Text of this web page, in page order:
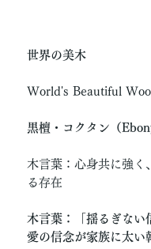
世界の美木
World's Beautiful
黒檀・コクタン（
木言葉：心身共に強く
る存在
木言葉：「揺るぎない
愛の信念が家族に太い